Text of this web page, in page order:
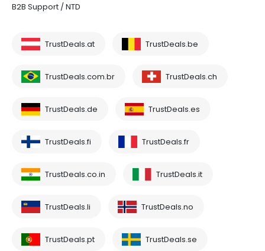
B2B Support / NTD
TrustDeals.at TrustDeals.be
TrustDeals.com.br TrustDeals.ch
TrustDeals.de TrustDeals.es
TrustDeals.fi TrustDeals.fr
TrustDeals.co.in TrustDeals.it
TrustDeals.li TrustDeals.no
TrustDeals.pt TrustDeals.se